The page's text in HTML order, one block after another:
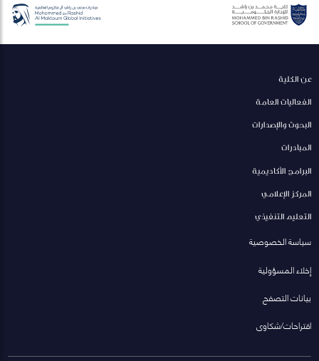
عن الكلية
الفعاليات العامة
البحوث والإصدارات
المبادرات
البرامج الأكاديمية
المركز الإعلامي
التعليم التنفيذي
سياسة الخصوصية
إخلاء المسؤولية
بيانات التصفح
اقتراحات/شكاوى